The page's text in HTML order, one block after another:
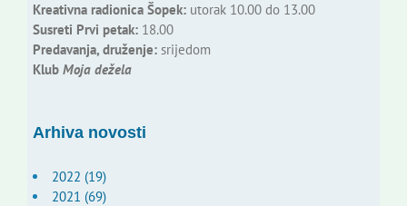
Kreativna radionica Šopek:utorak 10.00 do 13.00
Susreti Prvi petak:18.00
Predavanja, druženje:srijedom
Klub Moja dežela
Arhiva novosti
2022 (19)
2021 (69)